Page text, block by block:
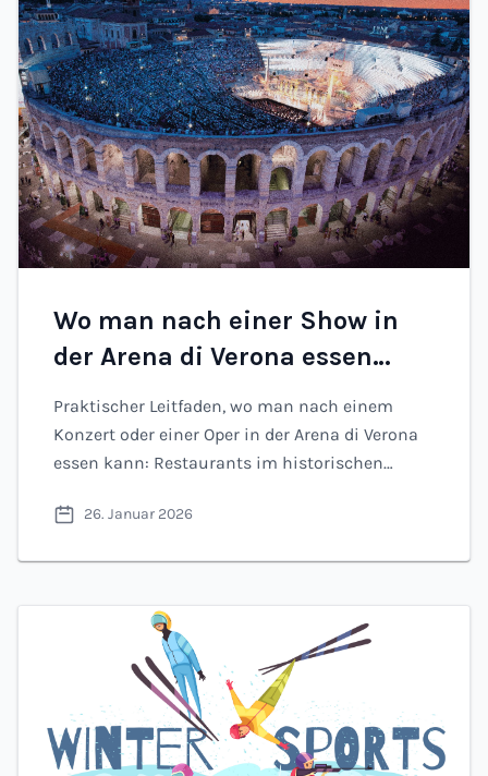
Wo man nach einer Show in
der Arena di Verona essen
kann: Restaurants und Ideen
(2026)
Praktischer Leitfaden, wo man nach einem
Konzert oder einer Oper in der Arena di Verona
essen kann: Restaurants im historischen
Preisklassen und Links zur Online-Buchung.
26. Januar 2026